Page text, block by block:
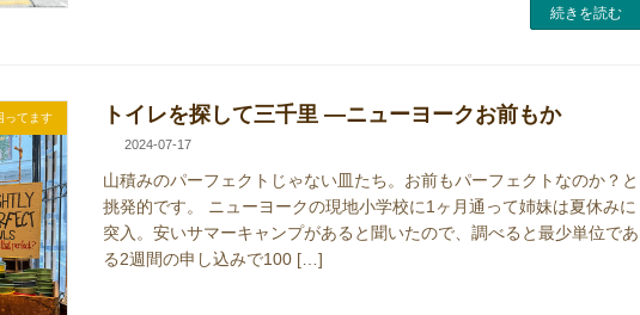
続きを読む
ってます トイレを探して三千里 ―ニューヨークお前もか
2024-07-17
山積みのパーフェクトじゃない皿たち。お前もパーフェクトなのか？と
挑発的です。 ニューヨークの現地小学校に1ヶ月通って姉妹は夏休みに
突入。安いサマーキャンプがあると聞いたので、調べると最少単位であ
る2週間の申し込みで100 […]